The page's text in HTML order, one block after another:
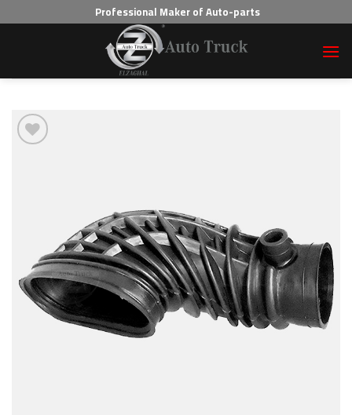
Professional Maker of Auto-parts